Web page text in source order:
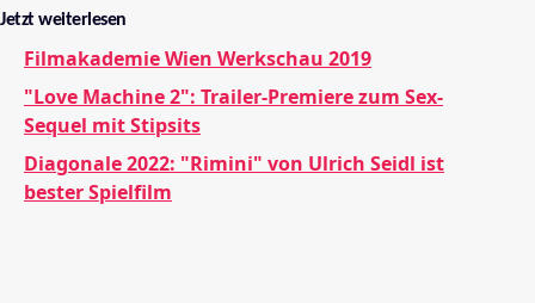
Jetzt weiterlesen
Filmakademie Wien Werkschau 2019
"Love Machine 2": Trailer-Premiere zum Sex-
Sequel mit Stipsits
Diagonale 2022: "Rimini" von Ulrich Seidl ist
bester Spielfilm